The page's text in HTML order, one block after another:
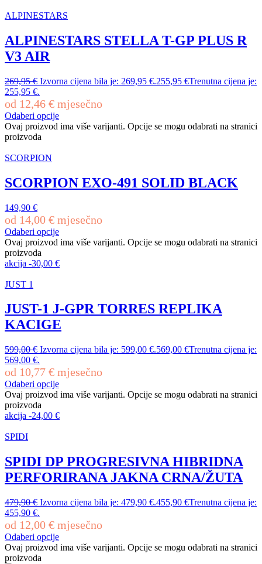
ALPINESTARS
ALPINESTARS STELLA T-GP PLUS R
V3 AIR
269,95€ Izvorna cijena bila je: 269,95 €.255,95 €Trenutna cijena je:
255,95 €.
od 12,46 € mjesečno
Odaberi opcije
Ovaj proizvod ima više varijanti. Opcije se mogu odabrati na stranici
proizvoda
SCORPION
SCORPION EXO-491 SOLID BLACK
149,90 €
od 14,00 € mjesečno
Odaberi opcije
Ovaj proizvod ima više varijanti. Opcije se mogu odabrati na stranici
proizvoda
akcija -30,00 €
JUST 1
JUST-1 J-GPR TORRES REPLIKA
KACIGE
599,00€ Izvorna cijena bila je: 599,00 €.569,00 €Trenutna cijena je:
569,00 €.
od 10,77 € mjesečno
Odaberi opcije
Ovaj proizvod ima više varijanti. Opcije se mogu odabrati na stranici
proizvoda
akcija -24,00 €
SPIDI
SPIDI DP PROGRESIVNA HIBRIDNA
PERFORIRANA JAKNA CRNA/ŽUTA
479,90€ Izvorna cijena bila je: 479,90 €.455,90 €Trenutna cijena je:
455,90 €.
od 12,00 € mjesečno
Odaberi opcije
Ovaj proizvod ima više varijanti. Opcije se mogu odabrati na stranici
proizvoda